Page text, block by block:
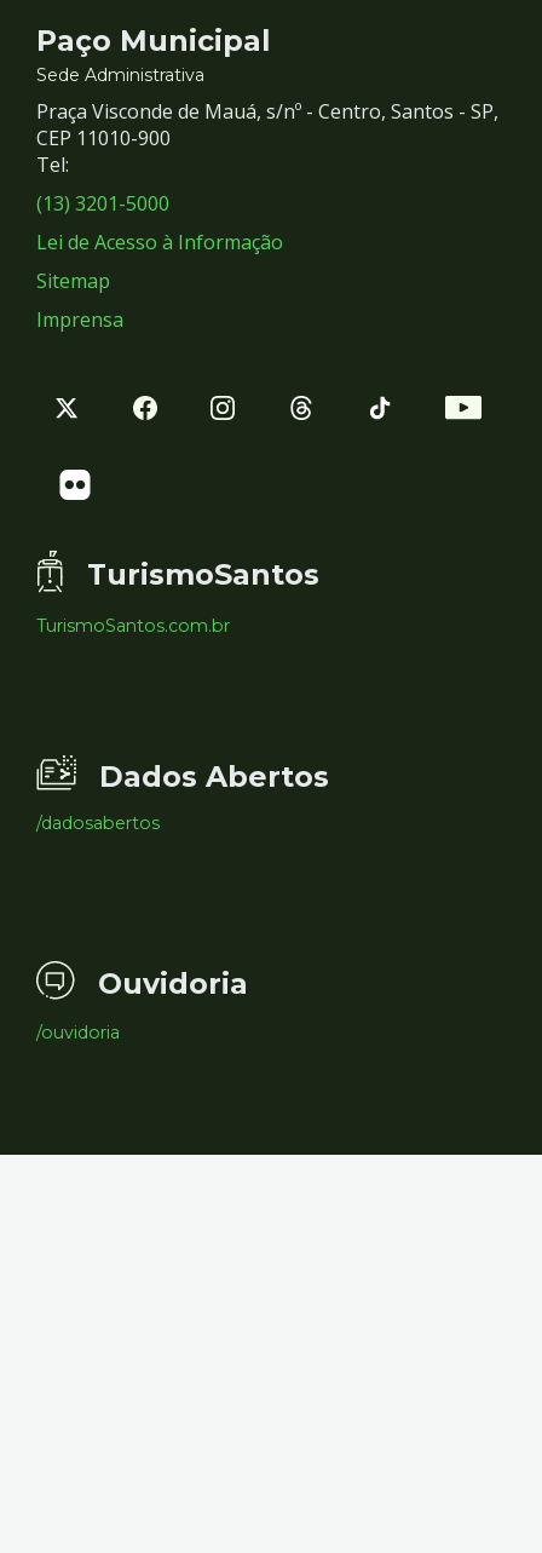
Contato
e
Redes
Sociais
Paço Municipal
Sede Administrativa
Praça Visconde de Mauá, s/nº - Centro, Santos - SP,
CEP 11010-900
Tel:
(13) 3201-5000
Lei de Acesso à Informação
Sitemap
Imprensa
TurismoSantos
TurismoSantos.com.br
Dados Abertos
/dadosabertos
Ouvidoria
/ouvidoria